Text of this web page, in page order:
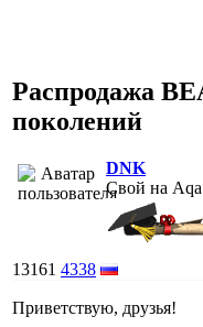
Распродажа
поколений
DNK
Свой на
13161 4338
Приветствую, друзья!